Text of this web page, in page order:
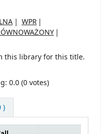
WPR
this library for this title.
0.0 (0 votes)
)